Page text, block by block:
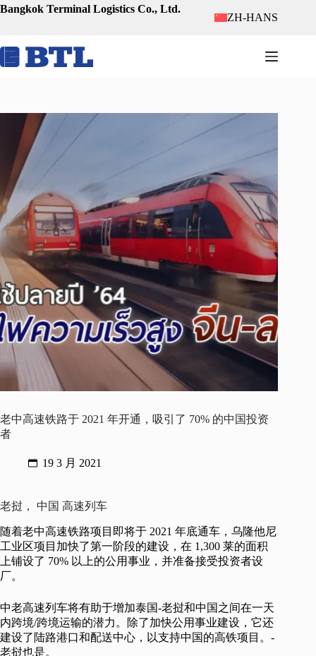
跳
容
Bangkok Terminal Logistics Co., Ltd.
ZH-HANS
老中高速铁路于 2021 年开通，吸引了 70% 的中国投资
者
19 3 月 2021
老挝， 中国 高速列车
随着老中高速铁路项目即将于 2021 年底通车，乌隆他尼
工业区项目加快了第一阶段的建设，在 1,300 莱的面积
上铺设了 70% 以上的公用事业，并准备接受投资者设
厂。
中老高速列车将有助于增加泰国-老挝和中国之间在一天
内跨境/跨境运输的潜力。除了加快公用事业建设，它还
建设了陆路港口和配送中心，以支持中国的高铁项目。-
老挝也是。